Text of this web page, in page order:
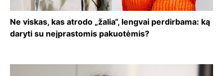
Ne viskas, kas atrodo „žalia“, lengvai perdirbama: ką
daryti su neįprastomis pakuotėmis?